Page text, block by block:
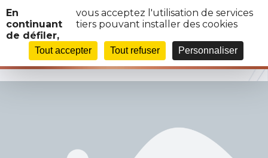
PLACEHOLDER-1-1
Panneau de gestion des cookies
En
continuant
de défiler,
vous acceptez l'utilisation de services
tiers pouvant installer des cookies
Tout accepter Tout refuser Personnaliser